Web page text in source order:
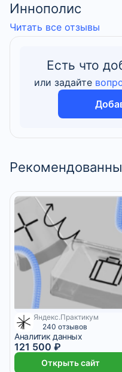
Иннополис
Читать все отзывы
Есть что
или задайте
4 960 ₽/мес
Яндекс.Практикум
240 отзывов
Аналитик данных
121 500 ₽
Открыть сайт